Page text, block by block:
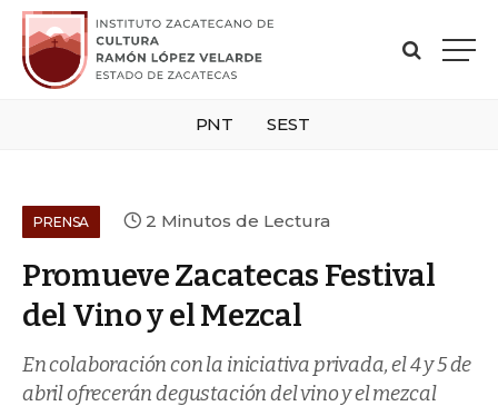
PNT SEST
PRENSA 2 Minutos de Lectura
Promueve Zacatecas Festival
del Vino y el Mezcal
En colaboración con la iniciativa privada, el 4 y 5 de
abril ofrecerán degustación del vino y el mezcal